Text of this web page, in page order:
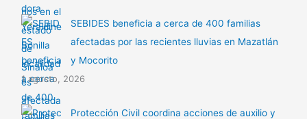
SEBIDES beneficia a cerca de 400 familias
afectadas por las recientes lluvias en Mazatlán
y Mocorito
1 agosto, 2026
Protección Civil coordina acciones de auxilio y